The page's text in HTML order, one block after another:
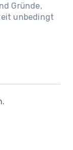
Gründe,
unbedingt